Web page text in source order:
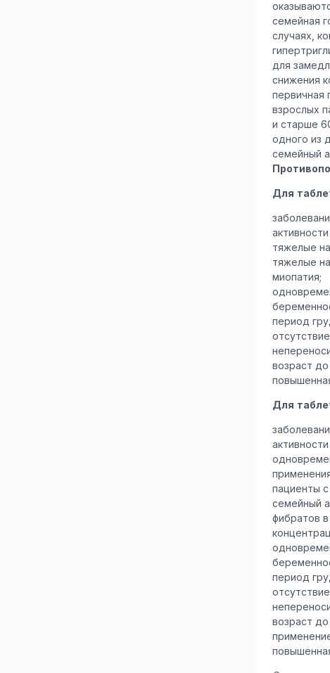
семейная
случаях,
для
снижения
первичная
взрослых
и старше
одного из
семейный
Для
тяжелые
тяжелые
миопатия;
период
возраст
Для
пациенты
семейный
фибратов
период
возраст